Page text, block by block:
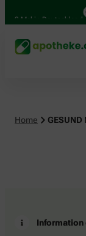
Mal in Deutschland
Home
Information